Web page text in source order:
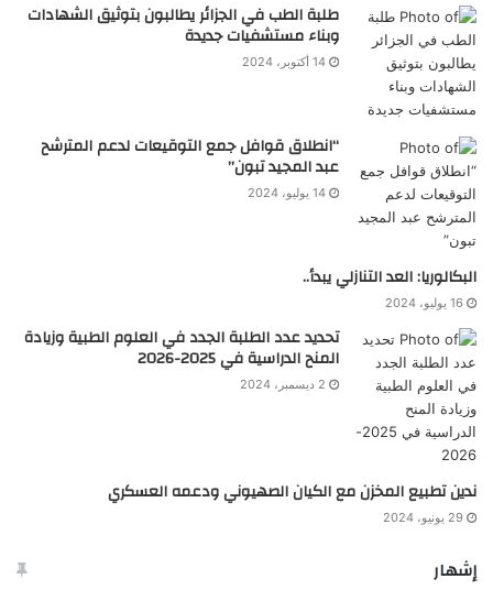
طلبة الطب في الجزائر يطالبون بتوثيق الشهادات
وبناء مستشفيات جديدة
14 أكتوبر، 2024
“انطلاق قوافل جمع التوقيعات لدعم المترشح
عبد المجيد تبون”
14 يوليو، 2024
البكالوريا: العد التنازلي يبدأ..
16 يوليو، 2024
تحديد عدد الطلبة الجدد في العلوم الطبية وزيادة
المنح الدراسية في 2025-2026
2 ديسمبر، 2024
ندين تطبيع المخزن مع الكيان الصهيوني ودعمه العسكري
29 يونيو، 2024
إشهار